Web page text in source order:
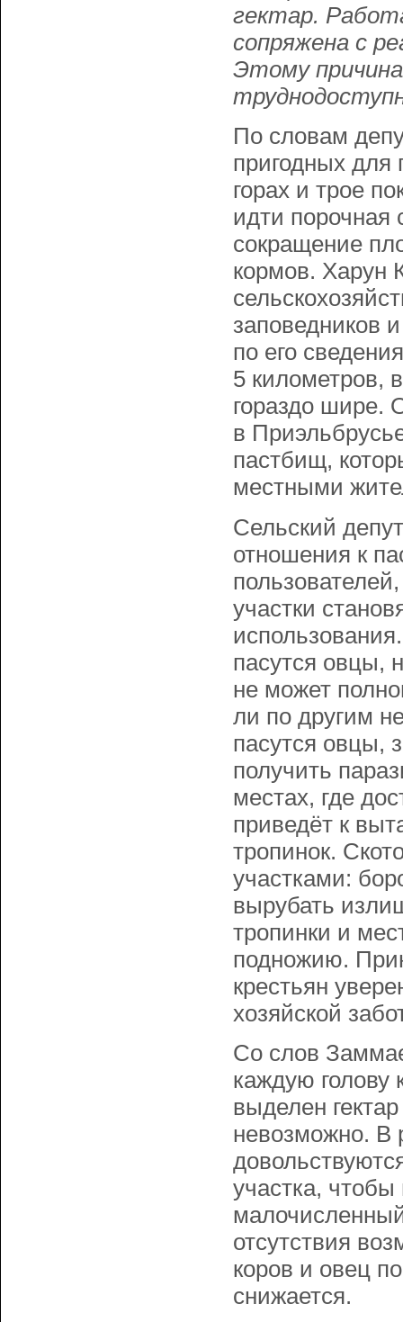
гектар.
сопряжена с
Этому
По словам
пригодных для
горах и трое
идти порочная
сокращение
кормов. Харун
заповедников
по его
5 километров,
гораздо шире.
в
пастбищ,
местными
Сельский
отношения к
участки
пасутся овцы,
не может
ли по другим
пасутся овцы,
получить
местах, где
приведёт к
тропинок.
участками:
вырубать
тропинки и
подножию.
крестьян
хозяйской
Со слов
каждую голову
выделен
невозможно. В
участка,
отсутствия
коров и овец
снижается.